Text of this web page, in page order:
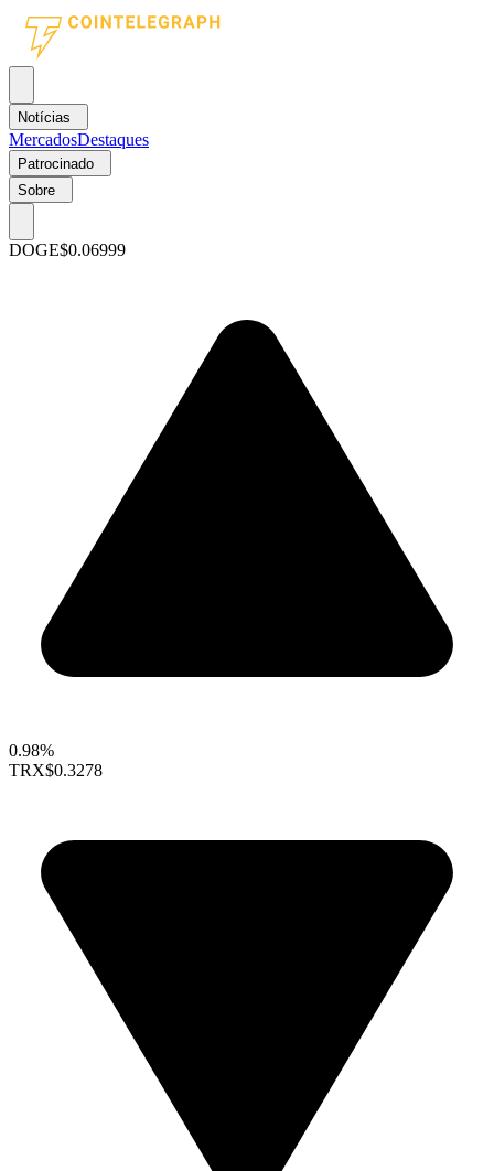
Notícias
MercadosDestaques
Patrocinado
Sobre
DOGE$0.06999
0.98%
TRX$0.3278